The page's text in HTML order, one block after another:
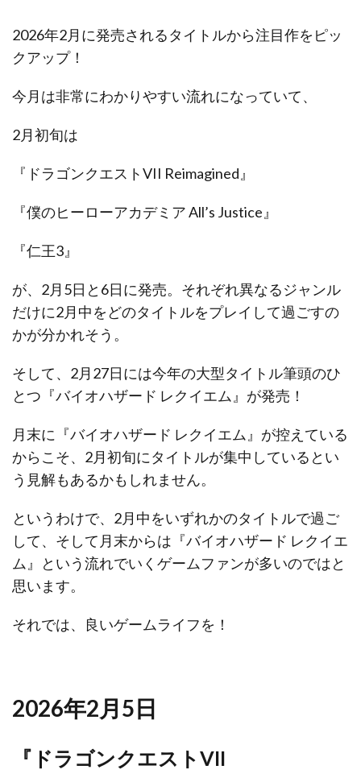
2026年2月に発売されるタイトルから注目作をピッ
クアップ！
今月は非常にわかりやすい流れになっていて、
2月初旬は
『ドラゴンクエストVII Reimagined』
『僕のヒーローアカデミア All’s Justice』
『仁王3』
が、2月5日と6日に発売。それぞれ異なるジャンル
だけに2月中をどのタイトルをプレイして過ごすの
かが分かれそう。
そして、2月27日には今年の大型タイトル筆頭のひ
とつ『バイオハザード レクイエム』が発売！
月末に『バイオハザード レクイエム』が控えている
からこそ、2月初旬にタイトルが集中しているとい
う見解もあるかもしれません。
というわけで、2月中をいずれかのタイトルで過ご
して、そして月末からは『バイオハザード レクイエ
ム』という流れでいくゲームファンが多いのではと
思います。
それでは、良いゲームライフを！
2026年2月5日
『ドラゴンクエストVII